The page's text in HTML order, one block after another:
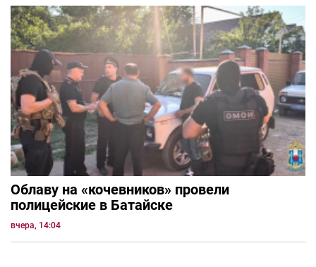
Облаву на «кочевников» провели
полицейские в Батайске
вчера, 14:04